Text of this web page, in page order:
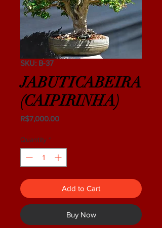
SKU: B-37
JABUTICABEIRA
(CAIPIRINHA)
R$7,000.00Price
Quantity *
Add to Cart
Buy Now